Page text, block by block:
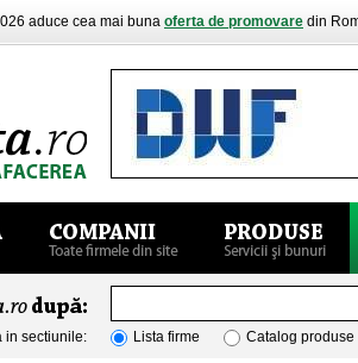
aduce cea mai buna oferta de promovare din
in sectiunile: Lista firme Catalog produse